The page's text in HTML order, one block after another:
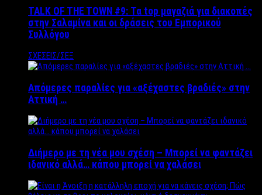
TALK OF THE TOWN #9: Τα top μαγαζιά για διακοπές
στην Σαλαμίνα και οι δράσεις του Εμπορικού
Συλλόγου
ΣΧΕΣΕΙΣ/ΣΕΞ
Απόμερες παραλίες για «αξέχαστες βραδιές» στην
Αττική …
Διήμερο με τη νέα μου σχέση – Μπορεί να φαντάζει
ιδανικό αλλά… κάπου μπορεί να χαλάσει